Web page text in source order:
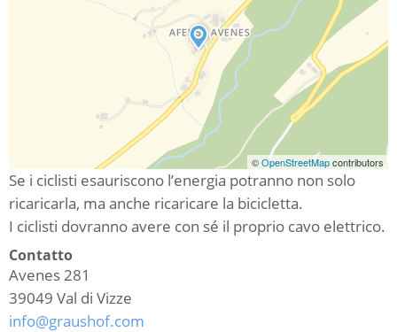
©OpenStreetMapcontributors
Se i ciclisti esauriscono l’energia potranno non solo
ricaricarla, ma anche ricaricare la bicicletta.
I ciclisti dovranno avere con sé il proprio cavo elettrico.
Contatto
Avenes 281
39049 Val di Vizze
info@graushof.com